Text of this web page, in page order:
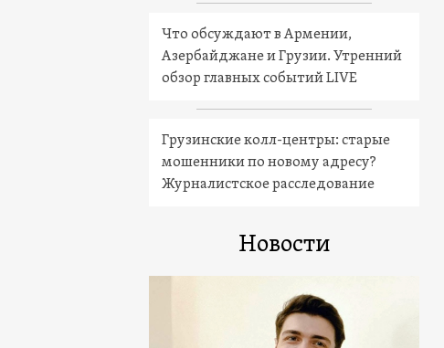
Что обсуждают в Армении,
Азербайджане и Грузии. Утренний
обзор главных событий LIVE
Грузинские колл-центры: старые
мошенники по новому адресу?
Журналистское расследование
Новости